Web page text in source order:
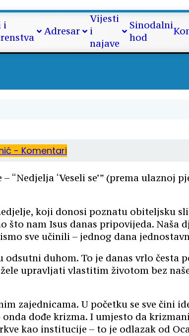
i
Adresar
Vijesti
i
najave
Sinodalni
hod
nedjelja
- Komentari
‘Veseli se’” (prema ulaznoj
koji donosi poznatu obiteljsku
što nam Isus danas pripovijeda. Naša
sve učinili – jednog dana
duhom. To je danas vrlo česta
upravljati vlastitim životom bez
zajednicama. U početku se sve čini
dođe krizma. I umjesto da
kao institucije – to je odlazak od